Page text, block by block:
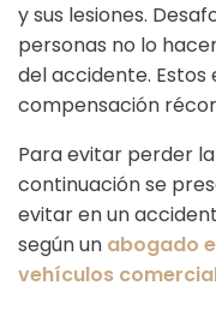
y sus lesiones.
personas no lo
del accidente.
compensación
Para evitar perder
continuación se
evitar en un
según un abogado
vehículos